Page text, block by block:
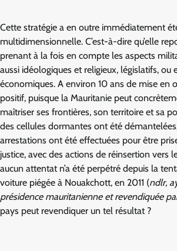
Cette stratégie a en outre immédiatement
multidimensionnelle. C’est-à-dire qu’elle
prenant à la fois en compte les aspects
aussi idéologiques et religieux, législatifs, ou
économiques. A environ 10 ans de mise en
positif, puisque la Mauritanie peut
maîtriser ses frontières, son territoire et sa
des cellules dormantes ont été
arrestations ont été effectuées pour être
justice, avec des actions de réinsertion vers
aucun attentat n’a été perpétré depuis la
voiture piégée à Nouakchott, en 2011 (ndlr,
présidence mauritanienne et revendiquée
pays peut revendiquer un tel résultat ?